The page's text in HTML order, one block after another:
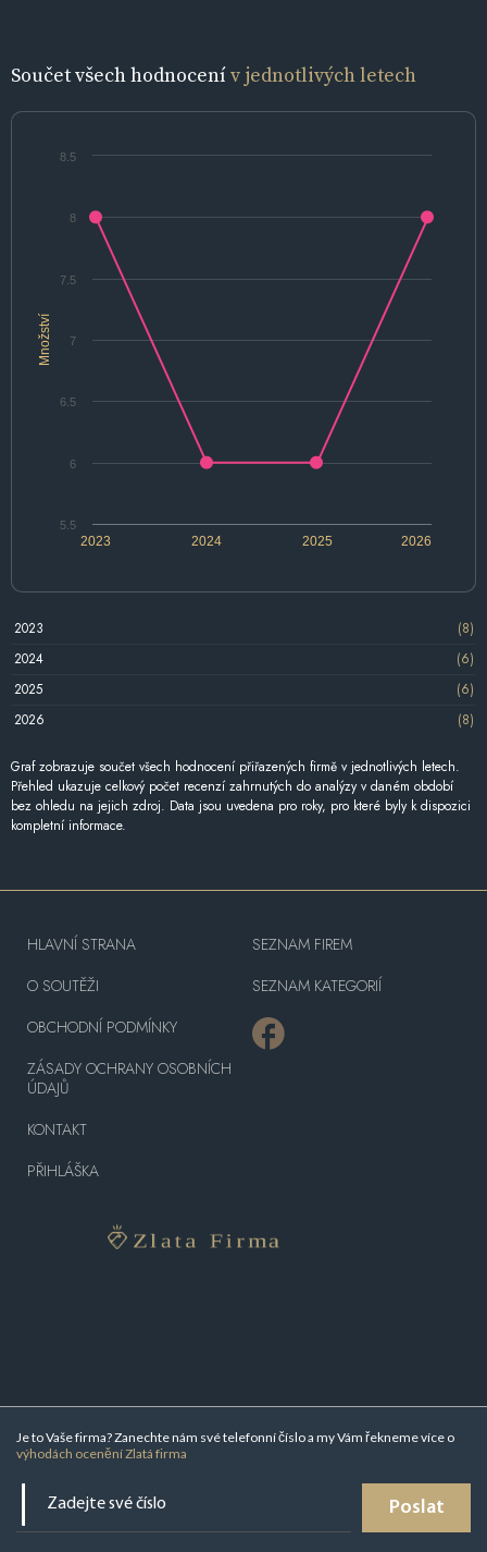
Součet všech hodnocenív jednotlivých letech
Množství
2024 2026
2023 2025
5.5
6
6.5
7
7.5
8
8.5
2023
(8)
2024
(6)
2025
(6)
2026
(8)
Graf zobrazuje součet všech hodnocení přiřazených firmě v jednotlivých letech.
Přehled ukazuje celkový počet recenzí zahrnutých do analýzy v daném období
bez ohledu na jejich zdroj. Data jsou uvedena pro roky, pro které byly k dispozici
kompletní informace.
Je to Vaše firma? Zanechte nám své telefonní číslo a my Vám řekneme více o
výhodách ocenění Zlatá firma
Poslat
HLAVNÍ STRANA
O SOUTĚŽI
OBCHODNÍ PODMÍNKY
ZÁSADY OCHRANY OSOBNÍCH
ÚDAJŮ
KONTAKT
PŘIHLÁŠKA
SEZNAM FIREM
SEZNAM KATEGORIÍ